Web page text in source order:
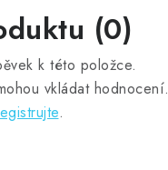
(0)
k této položce.
vkládat hodnocení.
.